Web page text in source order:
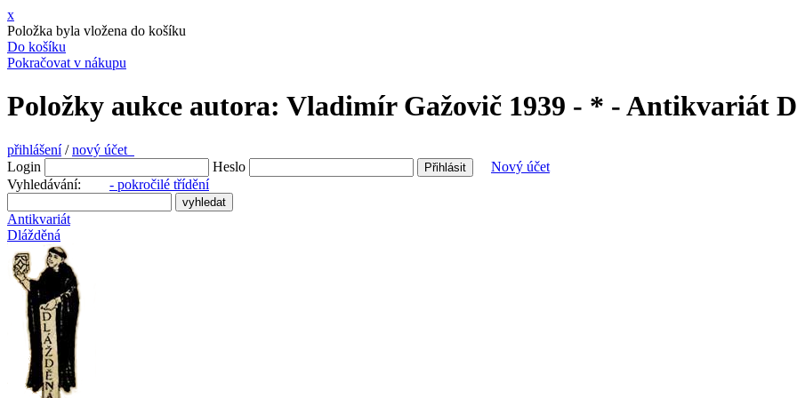
x
Položka byla vložena do košíku
Do košíku
Pokračovat v nákupu
Položky aukce autora: Vladimír Gažovič 1939 - * - Antikvariát
přihlášení/nový účet
Login
Heslo
Nový účet
Vyhledávání: - pokročilé třídění
Antikvariát
Dlážděná